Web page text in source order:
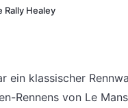
Healey
ein klassischer
Rennens von Le